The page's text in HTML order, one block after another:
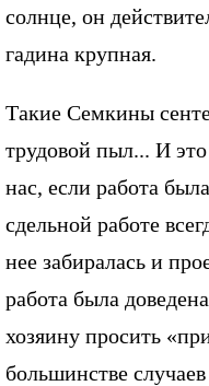
солнце, он
гадина крупная.
Такие Семкины
трудовой пыл... И
нас, если работа
сдельной работе
нее забиралась и
работа была
хозяину просить
большинстве